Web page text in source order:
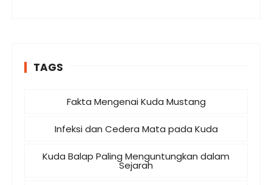
TAGS
Fakta Mengenai Kuda Mustang
Infeksi dan Cedera Mata pada Kuda
Kuda Balap Paling Menguntungkan dalam
Sejarah